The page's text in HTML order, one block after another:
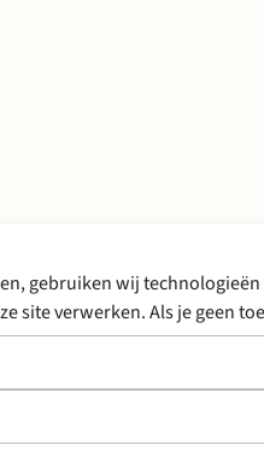
gebruiken wij
site verwerken. Als je geen